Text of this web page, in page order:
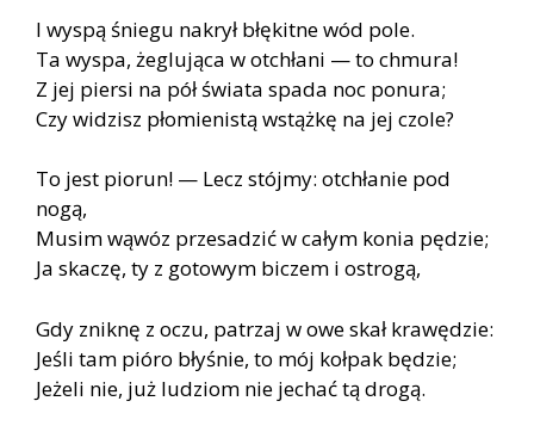
I wyspą śniegu nakrył błękitne wód pole.
Ta wyspa, żeglująca w otchłani — to chmura!
Z jej piersi na pół świata spada noc ponura;
Czy widzisz płomienistą wstążkę na jej czole?
To jest piorun! — Lecz stójmy: otchłanie pod
nogą,
Musim wąwóz przesadzić w całym konia pędzie;
Ja skaczę, ty z gotowym biczem i ostrogą,
Gdy zniknę z oczu, patrzaj w owe skał krawędzie:
Jeśli tam pióro błyśnie, to mój kołpak będzie;
Jeżeli nie, już ludziom nie jechać tą drogą.